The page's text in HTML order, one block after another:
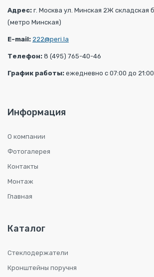
Адрес: г. Москва ул. Минская 2Ж складская
(метро Минская)
E-mail: 222@peri.la
Телефон: 8 (495) 765-40-46
График работы: ежедневно с 07:00 до
Информация
О компании
Фотогалерея
Контакты
Монтаж
Главная
Каталог
Стеклодержатели
Кронштейны поручня